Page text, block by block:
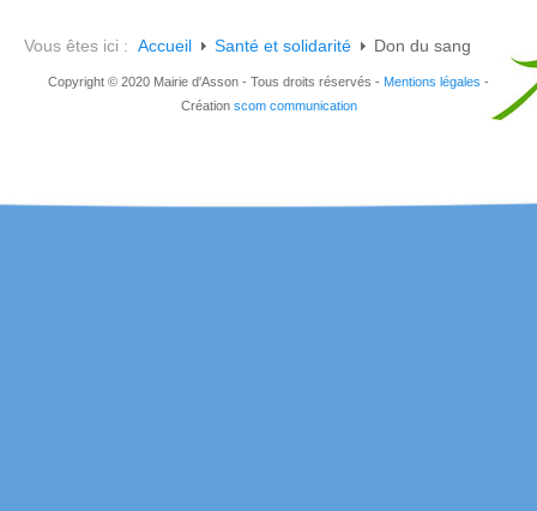
Vous êtes ici : Accueil Santé et solidarité Don du sang
Copyright © 2020 Mairie d'Asson - Tous droits réservés - Mentions légales -
Création scom communication